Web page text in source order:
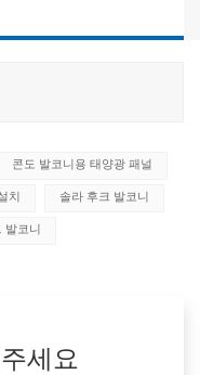
콘도 발코니용 태양광 패널
치 솔라 후크 발코니
발코니
세요